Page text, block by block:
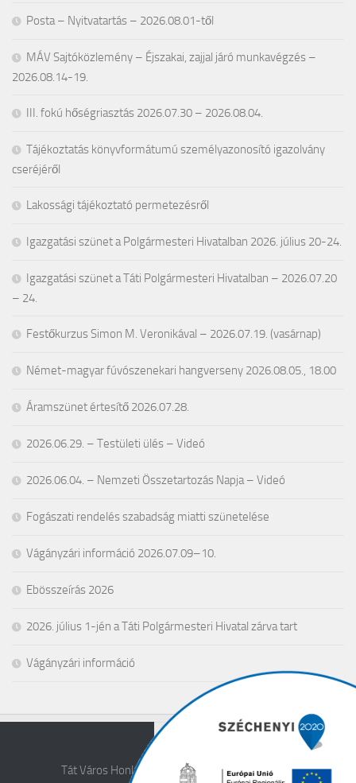
Posta – Nyitvatartás – 2026.08.01-től
MÁV Sajtóközlemény – Éjszakai, zajjal járó munkavégzés –
2026.08.14-19.
III. fokú hőségriasztás 2026.07.30 – 2026.08.04.
Tájékoztatás könyvformátumú személyazonosító igazolvány
cseréjéről
Lakossági tájékoztató permetezésről
Igazgatási szünet a Polgármesteri Hivatalban 2026. július 20-24.
Igazgatási szünet a Táti Polgármesteri Hivatalban – 2026.07.20
– 24.
Festőkurzus Simon M. Veronikával – 2026.07.19. (vasárnap)
Német-magyar fúvószenekari hangverseny 2026.08.05., 18.00
Áramszünet értesítő 2026.07.28.
2026.06.29. – Testületi ülés – Videó
2026.06.04. – Nemzeti Összetartozás Napja – Videó
Fogászati rendelés szabadság miatti szünetelése
Vágányzári információ 2026.07.09–10.
Ebösszeírás 2026
2026. július 1-jén a Táti Polgármesteri Hivatal zárva tart
Vágányzári információ
Tát Város Honlapja © 2026. All Rights Reserved.